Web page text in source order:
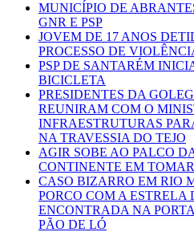
MUNICÍPIO DE
GNR E PSP
JOVEM DE 17 ANOS
PROCESSO DE
PSP DE SANTARÉM
BICICLETA
PRESIDENTES DA
REUNIRAM COM O
INFRAESTRUTURAS
NA TRAVESSIA DO TEJO
AGIR SOBE AO PALCO
CONTINENTE EM TOMAR
CASO BIZARRO EM RIO
PORCO COM A
ENCONTRADA NA
PÃO DE LÓ